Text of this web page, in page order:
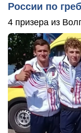
России по
4 призера из